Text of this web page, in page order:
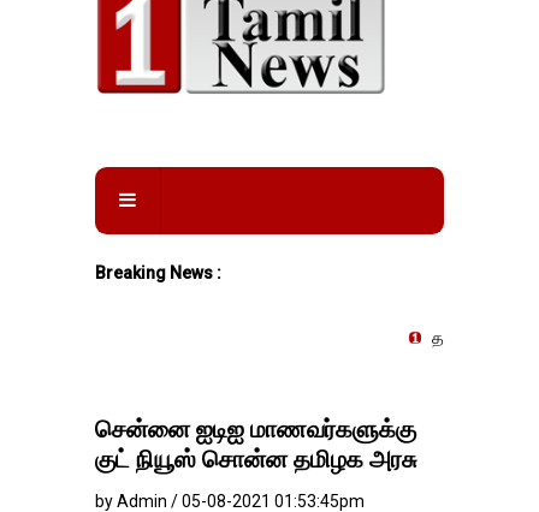
Breaking News :
தங்கம்-வெள்ளி விலை
சென்னை ஐடிஐ மாணவர்களுக்கு
குட் நியூஸ் சொன்ன தமிழக அரசு
by Admin / 05-08-2021 01:53:45pm